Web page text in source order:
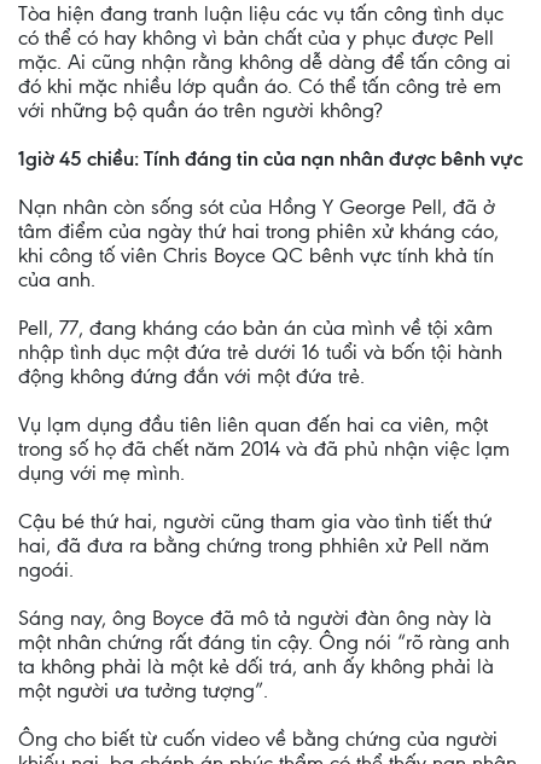
Tòa hiện đang tranh luận liệu các vụ tấn công tình dục
có thể có hay không vì bản chất của y phục được Pell
mặc. Ai cũng nhận rằng không dễ dàng để tấn công ai
đó khi mặc nhiều lớp quần áo. Có thể tấn công trẻ em
với những bộ quần áo trên người không?
1giờ 45 chiều: Tính đáng tin của nạn nhân được bênh vực
Nạn nhân còn sống sót của Hồng Y George Pell, đã ở
tâm điểm của ngày thứ hai trong phiên xử kháng cáo,
khi công tố viên Chris Boyce QC bênh vực tính khả tín
của anh.
Pell, 77, đang kháng cáo bản án của mình về tội xâm
nhập tình dục một đứa trẻ dưới 16 tuổi và bốn tội hành
động không đứng đắn với một đứa trẻ.
Vụ lạm dụng đầu tiên liên quan đến hai ca viên, một
trong số họ đã chết năm 2014 và đã phủ nhận việc lạm
dụng với mẹ mình.
Cậu bé thứ hai, người cũng tham gia vào tình tiết thứ
hai, đã đưa ra bằng chứng trong phhiên xử Pell năm
ngoái.
Sáng nay, ông Boyce đã mô tả người đàn ông này là
một nhân chứng rất đáng tin cậy. Ông nói “rõ ràng anh
ta không phải là một kẻ dối trá, anh ấy không phải là
một người ưa tưởng tượng”.
Ông cho biết từ cuốn video về bằng chứng của người